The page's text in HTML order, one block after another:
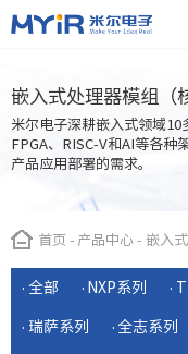
嵌入式处理器模组（
米尔电子深耕嵌入式领域10
FPGA、RISC-V和AI等各种
产品应用部署的需求。
首页 - 产品中心 - 嵌入
全部 NXP系列
瑞萨系列 全志系列